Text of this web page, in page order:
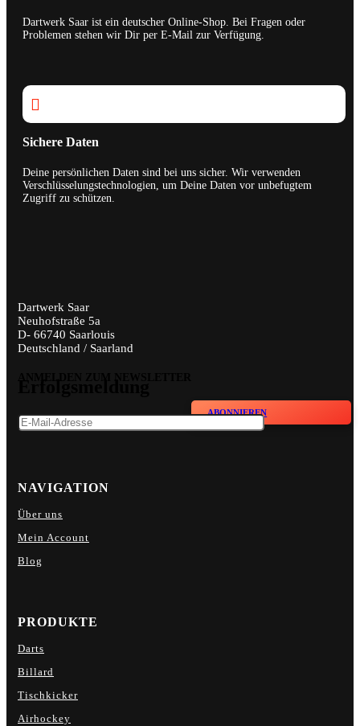
Dartwerk Saar ist ein deutscher Online-Shop. Bei Fragen oder
Problemen stehen wir Dir per E-Mail zur Verfügung.

Sichere Daten
Deine persönlichen Daten sind bei uns sicher. Wir verwenden
Verschlüsselungstechnologien, um Deine Daten vor unbefugtem
Zugriff zu schützen.
Dartwerk Saar
Neuhofstraße 5a
D- 66740 Saarlouis
Deutschland / Saarland
ABONNIEREN
NAVIGATION
Über uns
Mein Account
Blog
PRODUKTE
Darts
Billard
Tischkicker
Airhockey